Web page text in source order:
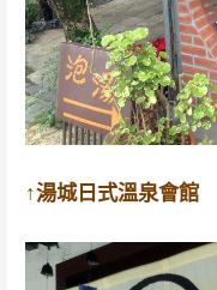
↑湯城日式溫泉會館